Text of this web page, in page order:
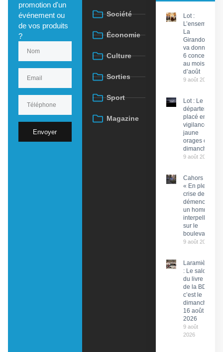
promotion d'un
événement ou
de vos produits
?
Envoyer
Société
Économie
Culture
Sorties
Sport
Magazine
Lot :
L’ensemble
La
Girandola
va donner
6 concerts
au mois
d’août
9 août 2026
Lot : Le
département
placé en
vigilance
jaune
orages ce
dimanche
9 août 2026
Cahors :
« En pleine
crise de
démence »,
un homme
interpellé
sur le
boulevard
9 août 2026
Laramière
: Le salon
du livre et
de la BD,
c’est le
dimanche
16 août
2026
9 août
2026